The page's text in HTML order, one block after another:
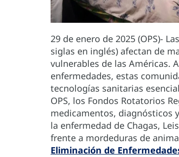
29 de enero de 2025 (OPS)-
siglas en inglés) afectan de
vulnerables de las Américas.
enfermedades, estas
tecnologías sanitarias
OPS, los Fondos Rotatorios
medicamentos, diagnósticos
la enfermedad de Chagas,
frente a mordeduras de
Eliminación de